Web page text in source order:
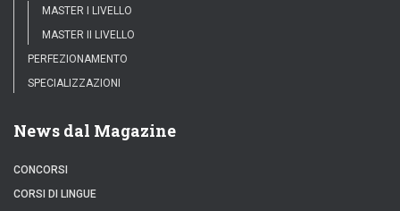
MASTER I LIVELLO
MASTER II LIVELLO
PERFEZIONAMENTO
SPECIALIZZAZIONI
News dal Magazine
CONCORSI
CORSI DI LINGUE